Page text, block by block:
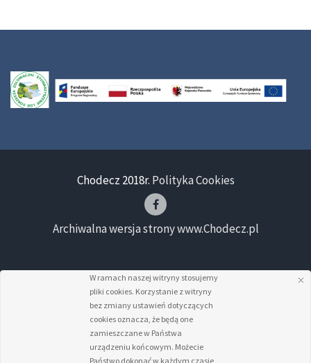
Chodecz 2018r. Polityka Cookies
Archiwalna wersja strony www.Chodecz.pl
W ramach naszej witryny stosujemy
pliki cookies. Korzystanie z witryny
bez zmiany ustawień dotyczących
cookies oznacza, że będą one
zamieszczane w Państwa
urządzeniu końcowym. Możecie
Państwo dokonać w każdym czasie